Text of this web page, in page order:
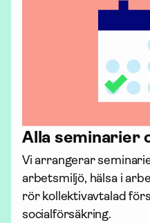
Alla seminarier
Vi arrangerar
arbetsmiljö, hälsa i
rör kollektiv­avtalad
socialförsäkring.